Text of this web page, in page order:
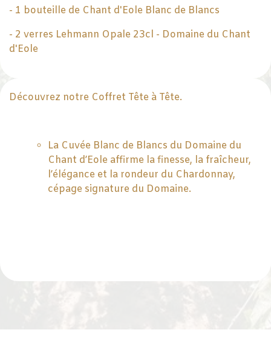
- 1 bouteille de Chant d'Eole Blanc de Blancs
- 2 verres Lehmann Opale 23cl - Domaine du Chant
d'Eole
Découvrez notre Coffret Tête à Tête.
La Cuvée Blanc de Blancs du Domaine du
Chant d’Eole affirme la finesse, la fraîcheur,
l’élégance et la rondeur du Chardonnay,
cépage signature du Domaine.